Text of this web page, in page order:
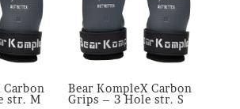
Carbon
str. M
Bear KompleX Carbon
Grips – 3 Hole str. S